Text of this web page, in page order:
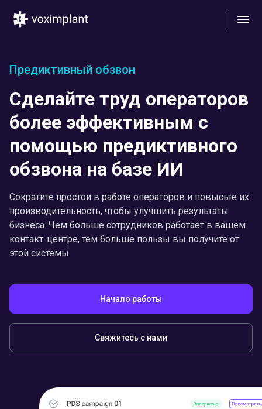
Предиктивный обзвон
Сделайте труд операторов
более эффективным с
помощью предиктивного
обзвона на базе ИИ
Сократите простои в работе операторов и повысьте их
производительность, чтобы улучшить результаты
бизнеса. Чем больше сотрудников работает в вашем
контакт-центре, тем больше пользы вы получите от
этой системы.
Начало работы
Свяжитесь с нами